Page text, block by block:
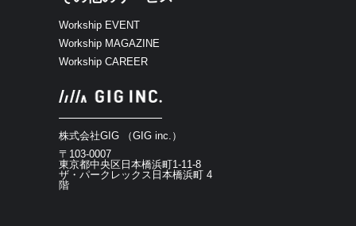
Workship EVENT
Workship MAGAZINE
Workship CAREER
株式会社GIG （GIG inc.）
〒103-0007
東京都中央区日本橋浜町1-11-8
ザ・パークレックス日本橋浜町 4
階